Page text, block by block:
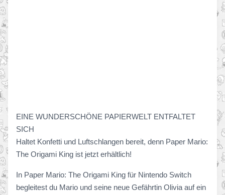
EINE WUNDERSCHÖNE PAPIERWELT ENTFALTET
SICH
Haltet Konfetti und Luftschlangen bereit, denn Paper Mario:
The Origami King ist jetzt erhältlich!
In Paper Mario: The Origami King für Nintendo Switch
begleitest du Mario und seine neue Gefährtin Olivia auf ein